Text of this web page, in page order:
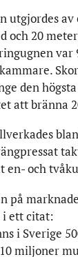
utgjordes av
och 20
var
den
att bränna
en- och
på
i ett citat:
i Sverige
miljoner